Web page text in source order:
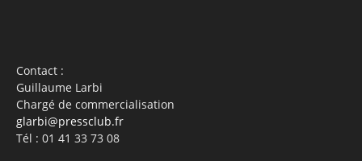
Contact :
Guillaume Larbi
Chargé de commercialisation
glarbi@pressclub.fr
Tél : 01 41 33 73 08